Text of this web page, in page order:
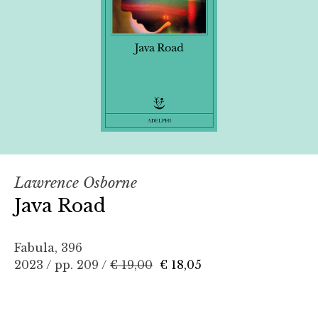
Lawrence Osborne
Java Road
Fabula, 396
2023 / pp. 209 / € 19,00 € 18,05